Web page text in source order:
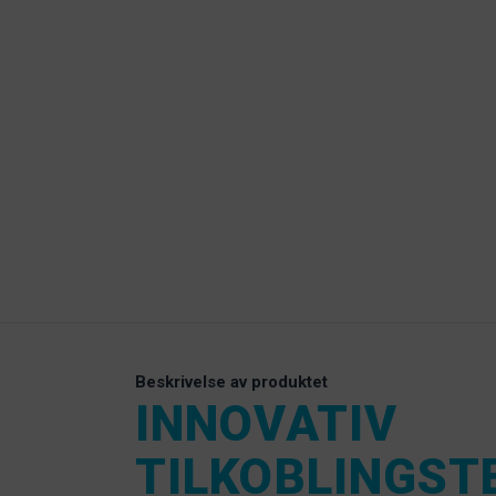
Beskrivelse av produktet
INNOVATIV